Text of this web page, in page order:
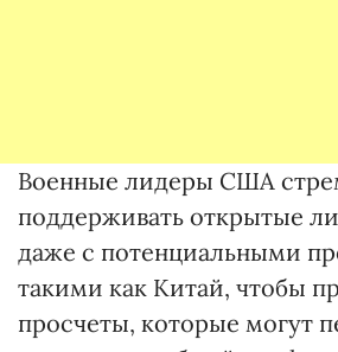
Военные лидеры США
поддерживать открытые
даже с потенциальными
такими как Китай, чтобы
просчеты, которые могут